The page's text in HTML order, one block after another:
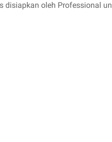
disiapkan oleh Professional